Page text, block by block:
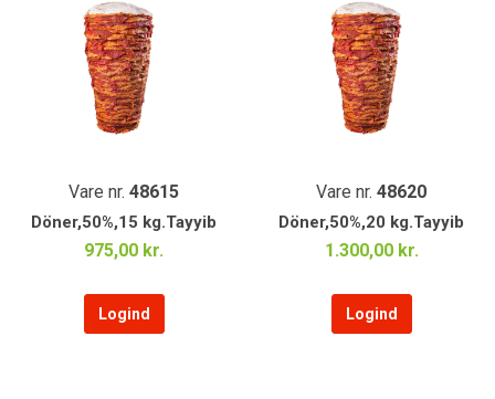
Vare nr. 48615
Döner,50%,15 kg.Tayyib
975,00 kr.
Logind
Vare nr. 48620
Döner,50%,20 kg.Tayyib
1.300,00 kr.
Logind